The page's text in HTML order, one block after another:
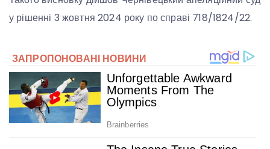
у рішенні 3 жовтня 2024 року по справі 718/1824/22.